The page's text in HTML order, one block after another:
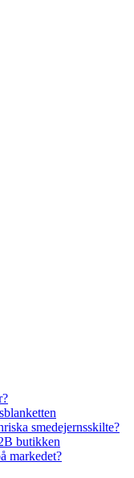
smedejernsskilte?
butikken
markedet?